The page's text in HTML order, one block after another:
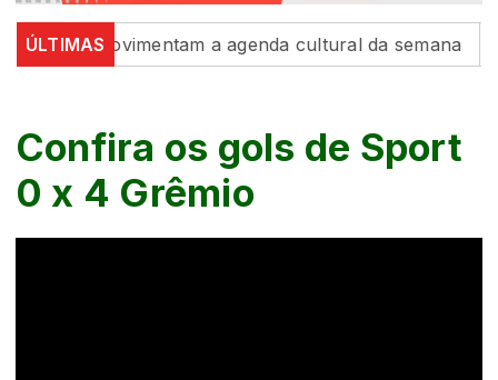
ÚLTIMASmovimentam a agenda cultural da semana
Confira os gols de Sport
0 x 4 Grêmio